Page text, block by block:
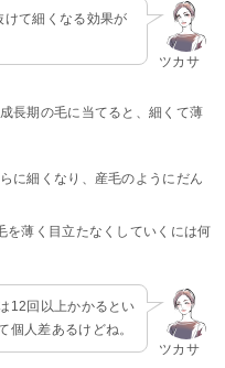
ツカサ
て細くなる効果が
長期の毛に当てると、細くて薄
に細くなり、産毛のようにだん
を薄く目立たなくしていくには何
ツカサ
12回以上かかるとい
個人差あるけどね。